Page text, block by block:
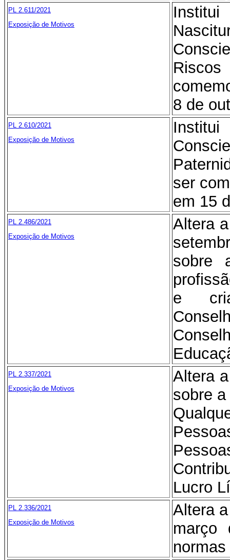
PL 2.611/2021
Exposição de Motivos
8 de
PL 2.610/2021
Exposição de Motivos
ser
em 15
PL 2.486/2021
Exposição de Motivos
Altera
sobre
e
PL 2.337/2021
Exposição de Motivos
Altera
sobre
Lucro
PL 2.336/2021
Exposição de Motivos
Altera
março